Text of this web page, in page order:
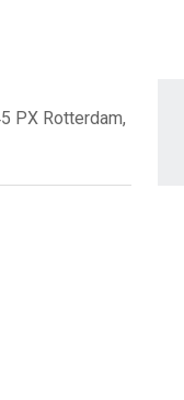
PX Rotterdam,